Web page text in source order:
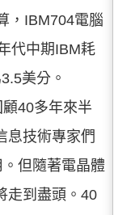
，IBM704電腦
代中期IBM耗
美分。
40多年來半
息技術專家們
但隨著電晶體
走到盡頭。40